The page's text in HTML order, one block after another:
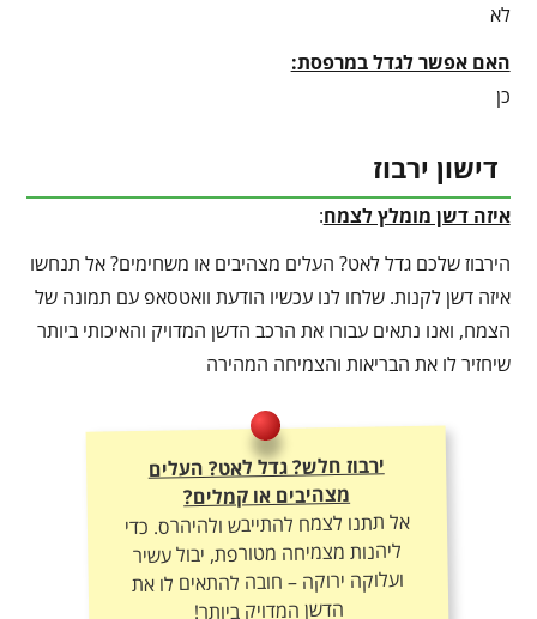
לא
האם אפשר לגדל במרפסת:
כן
דישון ירבוז
איזה דשן מומלץ לצמח:
הירבוז שלכם גדל לאט? העלים מצהיבים או משחימים? אל תנחשו
איזה דשן לקנות. שלחו לנו עכשיו הודעת וואטסאפ עם תמונה של
הצמח, ואנו נתאים עבורו את הרכב הדשן המדויק והאיכותי ביותר
שיחזיר לו את הבריאות והצמיחה המהירה
ירבוז חלש? גדל לאט? העלים
מצהיבים או קמלים?
אל תתנו לצמח להתייבש ולהיהרס. כדי
ליהנות מצמיחה מטורפת, יבול עשיר
ועלוקה ירוקה – חובה להתאים לו את
הדשן המדויק ביותר!